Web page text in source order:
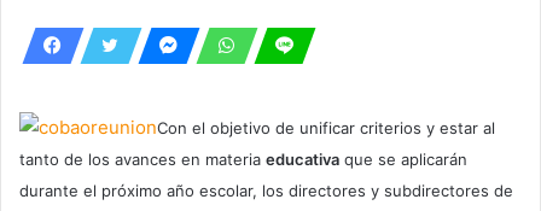
Con el objetivo de unificar criterios y estar al
tanto de los avances en materia educativa que se aplicarán
durante el próximo año escolar, los directores y subdirectores de